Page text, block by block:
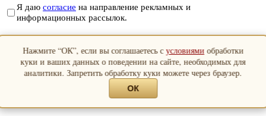
Я даю согласие на направление рекламных и
информационных рассылок.
Отправить
Закрыть
Нажмите “ОК”, если вы соглашаетесь сусловиями обработки
куки и ваших данных о поведении на сайте, необходимых для
аналитики. Запретить обработку куки можете через браузер.
ОК